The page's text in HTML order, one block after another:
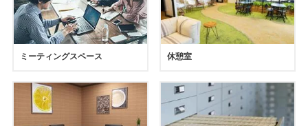
ミーティングスペース 休憩室